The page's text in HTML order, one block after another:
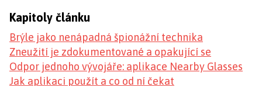
Kapitoly článku
Brýle jako nenápadná špionážní technika
Zneužití je zdokumentované a opakující se
Odpor jednoho vývojáře: aplikace Nearby Glasses
Jak aplikaci použít a co od ní čekat